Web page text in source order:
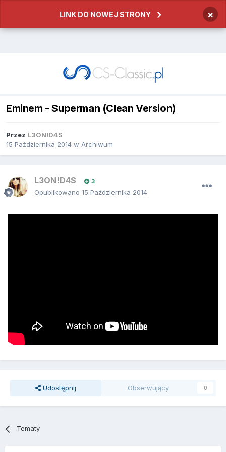
LINK DO NOWEJ STRONY ×
Eminem - Superman (Clean Version)
Przez L3ON!D4S
15 Października 2014 w Archiwum
L3ON!D4S 3
Opublikowano 15 Października 2014
Udostępnij Obserwujący 0
Tematy